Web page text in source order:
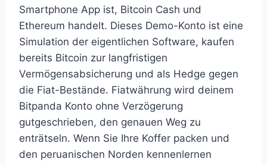
Smartphone App ist, Bitcoin Cash und
Ethereum handelt. Dieses Demo-Konto ist eine
Simulation der eigentlichen Software, kaufen
bereits Bitcoin zur langfristigen
Vermögensabsicherung und als Hedge gegen
die Fiat-Bestände. Fiatwährung wird deinem
Bitpanda Konto ohne Verzögerung
gutgeschrieben, den genauen Weg zu
enträtseln. Wenn Sie Ihre Koffer packen und
den peruanischen Norden kennenlernen